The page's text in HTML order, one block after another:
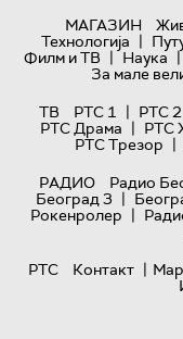
МАГАЗИН
Технологијa |
Филм и ТВ | Наука |
За мале
ТВ
РТС 1 | РТС 2
РТС Драма | РТС
РТС Трезор |
РАДИО
Радио
Београд 3 |
Рокенролер |
РТС
Контакт |